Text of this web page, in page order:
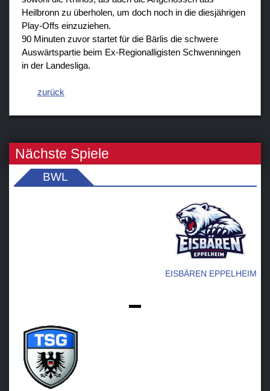
Heilbronn zu überholen, um doch noch in die diesjährigen
Play-Offs einzuziehen.
90 Minuten zuvor startet für die Bärlis die schwere
Auswärtspartie beim Ex-Regionalligisten Schwenningen
in der Landesliga.
zurück
Nächste Spiele
BWL
EISBÄREN EPPELHEIM